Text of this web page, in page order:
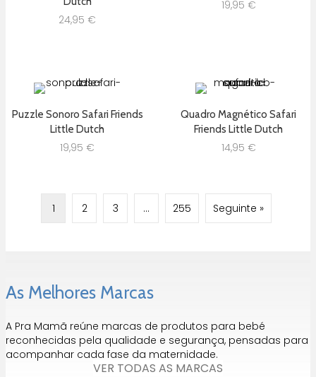
24,95 €
19,95 €
Puzzle Sonoro Safari Friends
Little Dutch
19,95 €
Quadro Magnético Safari
Friends Little Dutch
14,95 €
1 2 3 … 255 Seguinte »
As Melhores Marcas
A Pra Mamã reúne marcas de produtos para bebé
reconhecidas pela qualidade e segurança, pensadas para
acompanhar cada fase da maternidade.
VER TODAS AS MARCAS